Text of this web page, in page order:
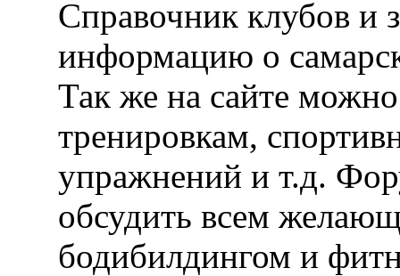
Справочник клубов и
информацию о
Так же на сайте
тренировкам,
упражнений и т.д.
обсудить всем
бодибилдингом и